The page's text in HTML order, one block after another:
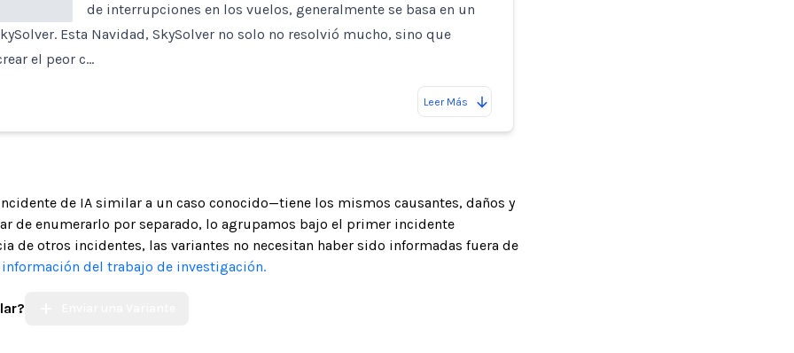
de interrupciones en los vuelos, generalmente se basa en un
Esta Navidad, SkySolver no solo no resolvió mucho, sino que
el peor c…
Leer Más
de IA similar a un caso conocido—tiene los mismos causantes, daños y
de enumerarlo por separado, lo agrupamos bajo el primer incidente
de otros incidentes, las variantes no necesitan haber sido informadas fuera de
información del trabajo de investigación.